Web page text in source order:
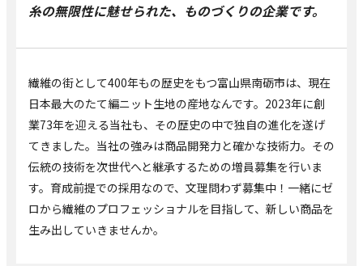
糸の無限性に魅せられた、ものづくりの企業です。
繊維の街として400年もの歴史をもつ富山県南砺市は、現在
日本最大のたて編ニット生地の産地なんです。2023年に創
業73年を迎える当社も、その歴史の中で独自の進化を遂げ
てきました。当社の強みは商品開発力と確かな技術力。その
伝統の技術を次世代へと継承するための増員募集を行いま
す。育成前提での採用なので、文理問わず募集中！一緒にゼ
ロから繊維のプロフェッショナルを目指して、新しい商品を
生み出していきませんか。